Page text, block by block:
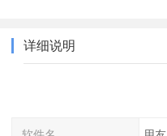
详细说明